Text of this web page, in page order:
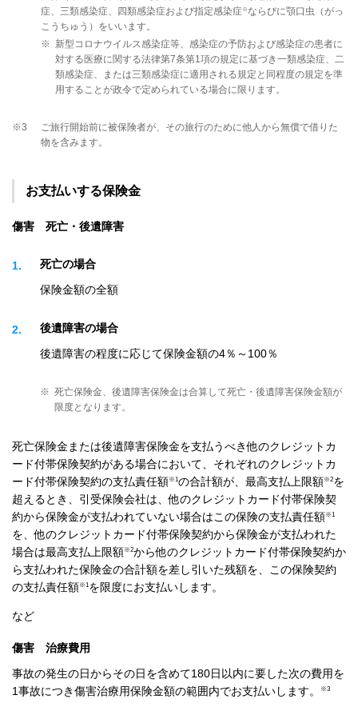
症、三類感染症、四類感染症および指定感染症 ※ ならびに顎口虫（がっ
こうちゅう）をいいます。
※ 新型コロナウイルス感染症等、感染症の予防および感染症の患者に
対する医療に関する法律第7条第1項の規定に基づき一類感染症、二
類感染症、または三類感染症に適用される規定と同程度の規定を準
用することが政令で定められている場合に限ります。
※3
ご旅行開始前に被保険者が、その旅行のために他人から無償で借りた
物を含みます。
お支払いする保険金
傷害 死亡・後遺障害
1 死亡の場合
保険金額の全額
2 後遺障害の場合
後遺障害の程度に応じて保険金額の4％～100％
※ 死亡保険金、後遺障害保険金は合算して死亡・後遺障害保険金額が
限度となります。
死亡保険金または後遺障害保険金を支払うべき他のクレジットカ
ード付帯保険契約がある場合において、それぞれのクレジットカ
ード付帯保険契約の支払責任額※1の合計額が、最高支払上限額※2を
超えるとき、引受保険会社は、他のクレジットカード付帯保険契
約から保険金が支払われていない場合はこの保険の支払責任額※1
を、他のクレジットカード付帯保険契約から保険金が支払われた
場合は最高支払上限額※2から他のクレジットカード付帯保険契約か
ら支払われた保険金の合計額を差し引いた残額を、この保険契約
の支払責任額※1を限度にお支払いします。
など
傷害 治療費用
事故の発生の日からその日を含めて180日以内に要した次の費用を
1事故につき傷害治療用保険金額の範囲内でお支払いします。
※3